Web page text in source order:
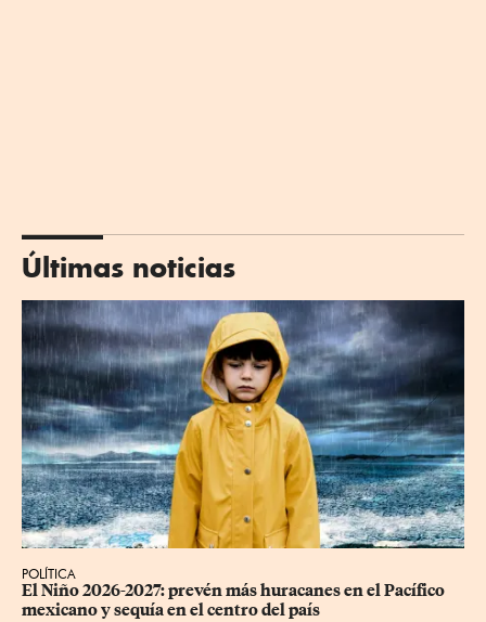
Últimas noticias
POLÍTICA
El Niño 2026-2027: prevén más huracanes en el Pacífico
mexicano y sequía en el centro del país